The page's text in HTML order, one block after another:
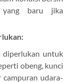
baru jika
diperlukan untuk
obeng, kunci
campuran udara-